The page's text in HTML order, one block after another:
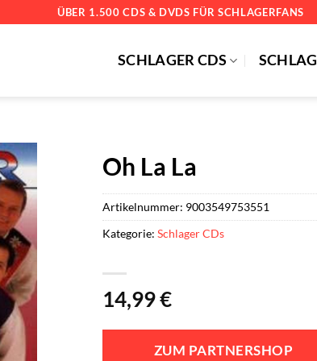
ÜBER 1.500 CDS & DVDS FÜR SCHLAGERFANS
SCHLAGER CDS
Oh La La
14,99€
ZUM PARTNERSHOP
Artikelnummer: 9003549753551
Kategorie: Schlager CDs